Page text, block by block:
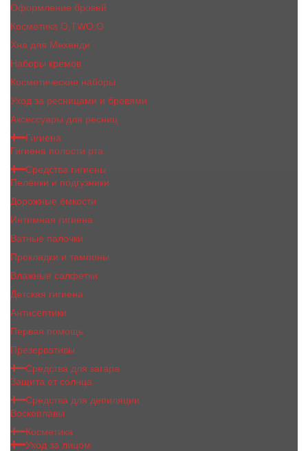
Оформление бровей
Косметика O.TWO.O
Хна для Мехенди
Наборы кремов
Косметические наборы
Уход за ресницами и бровями
Аксессуары для ресниц
Гигиена
Гигиена полости рта
Средства гигиены
Пелёнки и подгузники
Дорожные ёмкости
Интимная гигиена
Ватные палочки
Прокладки и тампоны
Влажные салфетки
Детская гигиена
Антисептики
Первая помощь
Презервативы
Средства для загара
Защита от солнца
Средства для депиляции
Воскоплавы
Косметика
Уход за лицом